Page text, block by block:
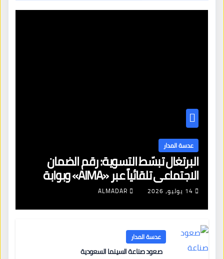
عدسة المدار
البرتغال تبسّط التسوية: رقم الضمان
الاجتماعي تلقائياً عبر «AIMA» وبوابة
جديدة لتجديد الإقامات
14 يوليو، 2026 ALMADAR
عدسة المدار
صعود صناعة السينما السعودية